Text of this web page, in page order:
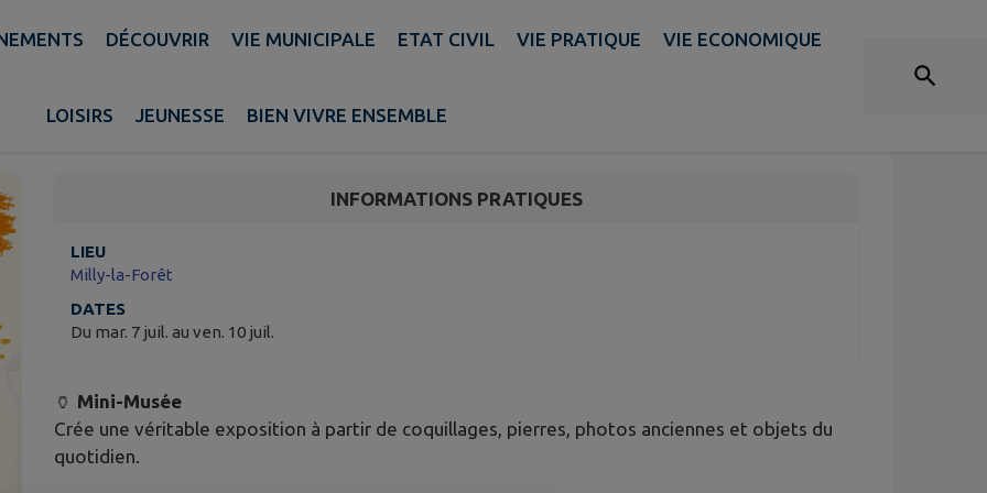
DÉCOUVRIR VIE MUNICIPALE ETAT CIVIL VIE PRATIQUE VIE ECONOMIQUE
LOISIRS JEUNESSE BIEN VIVRE ENSEMBLE
INFORMATIONS PRATIQUES
LIEU
Milly-la-Forêt
DATES
Du mar. 7 juil. au ven. 10 juil.
🏺 Mini-Musée
Crée une véritable exposition à partir de coquillages, pierres, photos anciennes et objets du
quotidien.